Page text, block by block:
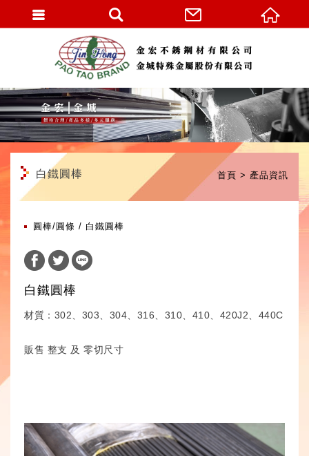
首頁 產品資訊
白鐵圓棒
圓棒/圓條 白鐵圓棒
白鐵圓棒
材質：302、303、304、316、310、410、420J2、440C
販售 整支 及 零切尺寸